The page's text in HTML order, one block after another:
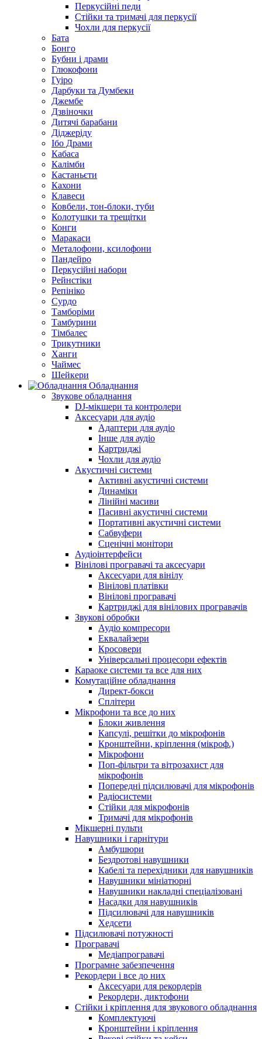
Перкусійні педи
Стійки та тримачі для перкусії
Чохли для перкусії
Бата
Бонго
Бубни і драми
Глюкофони
Гуіро
Дарбуки та Думбеки
Джембе
Дзвіночки
Дитячі барабани
Діджеріду
Ібо Драми
Кабаса
Калімби
Кастаньєти
Кахони
Клавеси
Ковбели, тон-блоки, туби
Колотушки та трещітки
Конги
Маракаси
Металофони, ксилофони
Пандейро
Перкусійні набори
Рейнстіки
Репініко
Сурдо
Тамборіми
Тамбурини
Тімбалес
Трикутники
Ханги
Чаймес
Шейкери
Обладнання
Звукове обладнання
DJ-мікшери та контролери
Аксесуари для аудіо
Адаптери для аудіо
Інше для аудіо
Картриджі
Чохли для аудіо
Акустичні системи
Активні акустичні системи
Динаміки
Лінійні масиви
Пасивні акустичні системи
Портативні акустичні системи
Сабвуфери
Сценічні монітори
Аудіоінтерфейси
Вінілові програвачі та аксесуари
Аксесуари для вінілу
Вінілові платівки
Вінілові програвачі
Картриджі для вінілових програвачів
Звукові обробки
Аудіо компресори
Еквалайзери
Кросовери
Універсальні процесори ефектів
Караоке системи та все для них
Комутаційне обладнання
Директ-бокси
Сплітери
Мікрофони та все до них
Блоки живлення
Капсулі, решітки до мікрофонів
Кронштейни, кріплення (мікроф.)
Мікрофони
Поп-фільтри та вітрозахист для
мікрофонів
Попередні підсилювачі для мікрофонів
Радіосистеми
Стійки для мікрофонів
Тримачі для мікрофонів
Мікшерні пульти
Навушники і гарнітури
Амбушюри
Бездротові навушники
Кабелі та перехідники для навушників
Навушники мініатюрні
Навушники накладні спеціалізовані
Насадки для навушників
Підсилювачі для навушників
Хедсети
Підсилювачі потужності
Програвачі
Медіапрогравачі
Програмне забезпечення
Рекордери і все до них
Аксесуари для рекордерів
Рекордери, диктофони
Стійки і кріплення для звукового обладнання
Комплектуючі
Кронштейни і кріплення